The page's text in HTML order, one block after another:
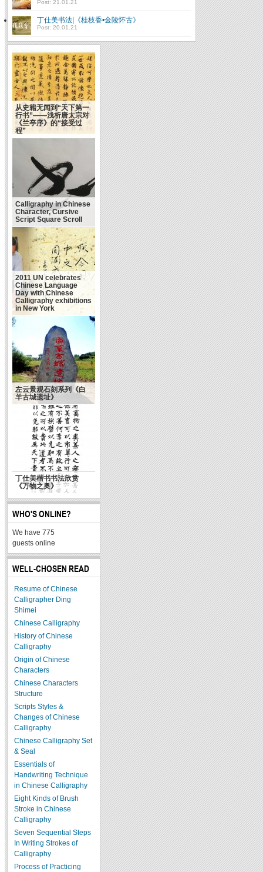
Post: 21.01.21
丁仕美书法|《桂枝香•金陵怀古》
Post: 20.01.21
从史籍无闻到“天下第一
行书”——浅析唐太宗对
《兰亭序》的“接受过
程”
Calligraphy in Chinese
Character, Cursive
Script Square Scroll
2011 UN celebrates
Chinese Language
Day with Chinese
Calligraphy exhibitions
in New York
左云景观石刻系列《白
羊古城遗址》
丁仕美楷书书法欣赏
《万物之奥》
WHO'S ONLINE?
We have 775
guests online
WELL-CHOSEN READ
Resume of Chinese
Calligrapher Ding
Shimei
Chinese Calligraphy
History of Chinese
Calligraphy
Origin of Chinese
Characters
Chinese Characters
Structure
Scripts Styles &
Changes of Chinese
Calligraphy
Chinese Calligraphy Set
& Seal
Essentials of
Handwriting Technique
in Chinese Calligraphy
Eight Kinds of Brush
Stroke in Chinese
Calligraphy
Seven Sequential Steps
In Writing Strokes of
Calligraphy
Process of Practicing